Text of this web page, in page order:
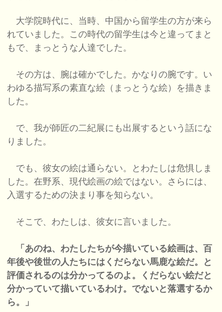
大学院時代に、当時、中国から留学生の方が来ら
れていました。この時代の留学生は今と違ってまと
もで、まっとうな人達でした。
その方は、腕は確かでした。かなりの腕です。い
わゆる描写系の素直な絵（まっとうな絵）を描きま
した。
で、我が師匠の二紀展にも出展するという話にな
りました。
でも、彼女の絵は通らない。とわたしは危惧しま
した。在野系、現代絵画の絵ではない。さらには、
入選するための決まり事を知らない。
そこで、わたしは、彼女に言いました。
「あのね、わたしたちが今描いている絵画は、百
年後や後世の人たちにはくだらない馬鹿な絵だ。と
評価されるのは分かってるのよ。くだらない絵だと
分かっていて描いているわけ。でないと落選するか
ら。」